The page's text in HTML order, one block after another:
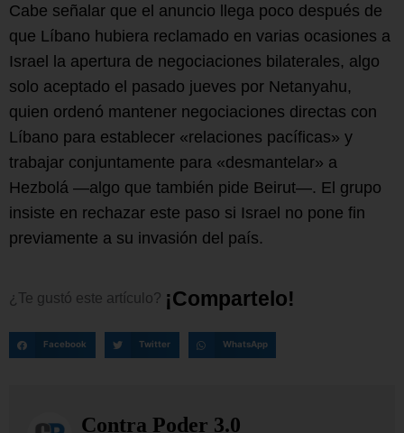
Cabe señalar que el anuncio llega poco después de
que Líbano hubiera reclamado en varias ocasiones a
Israel la apertura de negociaciones bilaterales, algo
solo aceptado el pasado jueves por Netanyahu,
quien ordenó mantener negociaciones directas con
Líbano para establecer «relaciones pacíficas» y
trabajar conjuntamente para «desmantelar» a
Hezbolá —algo que también pide Beirut—. El grupo
insiste en rechazar este paso si Israel no pone fin
previamente a su invasión del país.
¿Te gustó este artículo? ¡Compartelo!
Facebook Twitter WhatsApp
Contra Poder 3.0